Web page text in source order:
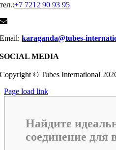
тел.:+7 7212 90 93 95
Email:karaganda@tubes-
SOCIAL MEDIA
Copyright © Tubes International
Page load link
Найдите
соединение для